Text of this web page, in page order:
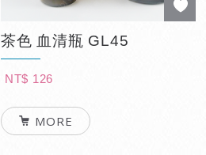
茶色 血清瓶 GL45
NT$ 126
MORE